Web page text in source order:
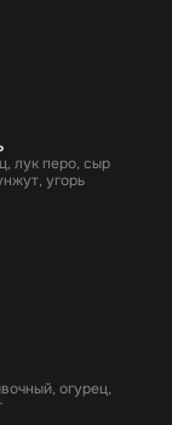
лук перо, сыр
угорь
огурец,